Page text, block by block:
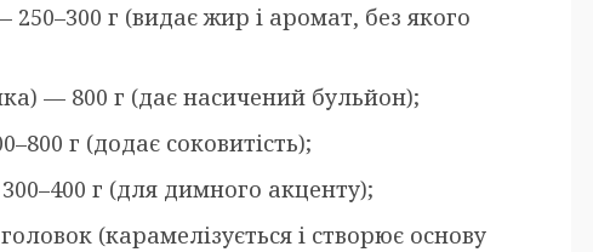
г (видає жир і аромат, без якого
— 800 г (дає насичений бульйон);
г (додає соковитість);
г (для димного акценту);
(карамелізується і створює основу